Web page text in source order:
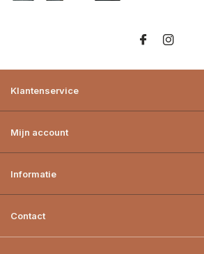
Klantenservice
Mijn account
Informatie
Contact